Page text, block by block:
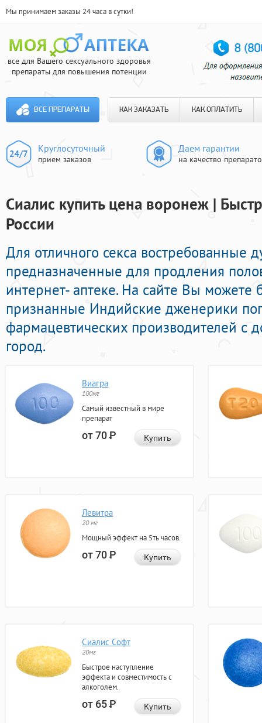
Мы принимаем заказы 24 часа в сутки!
все для Вашего сексуального здоровья
препараты для повышения потенции
ВСЕ ПРЕПАРАТЫ КАК ЗАКАЗАТЬ КАК ОПЛАТИТЬ
Круглосуточный
прием заказов
Даем гарантии
на качество
Сиалис купить цена воронеж |
России
Для отличного секса востребованные
предназначенные для продления
интернет- аптеке. На сайте Вы можете
признанные Индийские дженерики
фармацевтических производителей с
город.
Виагра
100мг
Самый известный в мире
препарат
от 70Р Купить
Левитра
20 мг
Мощный эффект на 5ть часов.
от 70Р Купить
Сиалис Софт
20мг
Быстрое наступление
эффекта и совместимость с
алкоголем.
от 65Р Купить